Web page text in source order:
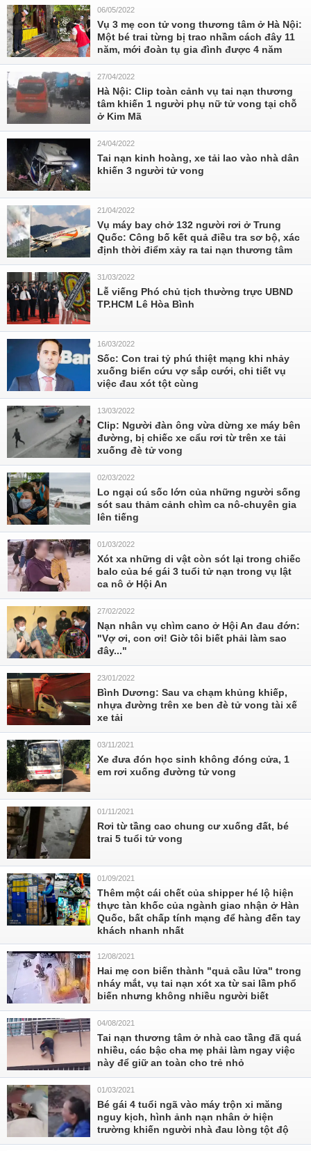
06/05/2022
Vụ 3 mẹ con tử vong thương tâm ở Hà Nội:
Một bé trai từng bị trao nhầm cách đây 11
năm, mới đoàn tụ gia đình được 4 năm
27/04/2022
Hà Nội: Clip toàn cảnh vụ tai nạn thương
tâm khiến 1 người phụ nữ tử vong tại chỗ
ở Kim Mã
24/04/2022
Tai nạn kinh hoàng, xe tải lao vào nhà dân
khiến 3 người tử vong
21/04/2022
Vụ máy bay chở 132 người rơi ở Trung
Quốc: Công bố kết quả điều tra sơ bộ, xác
định thời điểm xảy ra tai nạn thương tâm
31/03/2022
Lễ viếng Phó chủ tịch thường trực UBND
TP.HCM Lê Hòa Bình
16/03/2022
Sốc: Con trai tỷ phú thiệt mạng khi nhảy
xuống biển cứu vợ sắp cưới, chi tiết vụ
việc đau xót tột cùng
13/03/2022
Clip: Người đàn ông vừa dừng xe máy bên
đường, bị chiếc xe cẩu rơi từ trên xe tải
xuống đè tử vong
02/03/2022
Lo ngại cú sốc lớn của những người sống
sót sau thảm cảnh chìm ca nô-chuyên gia
lên tiếng
01/03/2022
Xót xa những di vật còn sót lại trong chiếc
balo của bé gái 3 tuổi tử nạn trong vụ lật
ca nô ở Hội An
27/02/2022
Nạn nhân vụ chìm cano ở Hội An đau đớn:
"Vợ ơi, con ơi! Giờ tôi biết phải làm sao
đây..."
23/01/2022
Bình Dương: Sau va chạm khủng khiếp,
nhựa đường trên xe ben đè tử vong tài xế
xe tải
03/11/2021
Xe đưa đón học sinh không đóng cửa, 1
em rơi xuống đường tử vong
01/11/2021
Rơi từ tầng cao chung cư xuống đất, bé
trai 5 tuổi tử vong
01/09/2021
Thêm một cái chết của shipper hé lộ hiện
thực tàn khốc của ngành giao nhận ở Hàn
Quốc, bất chấp tính mạng để hàng đến tay
khách nhanh nhất
12/08/2021
Hai mẹ con biến thành "quả cầu lửa" trong
nháy mắt, vụ tai nạn xót xa từ sai lầm phổ
biến nhưng không nhiều người biết
04/08/2021
Tai nạn thương tâm ở nhà cao tầng đã quá
nhiều, các bậc cha mẹ phải làm ngay việc
này để giữ an toàn cho trẻ nhỏ
01/03/2021
Bé gái 4 tuổi ngã vào máy trộn xi măng
nguy kịch, hình ảnh nạn nhân ở hiện
trường khiến người nhà đau lòng tột độ